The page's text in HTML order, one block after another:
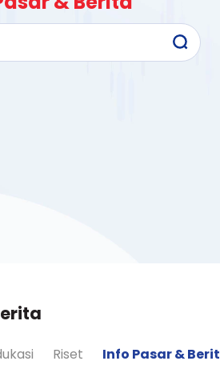
Riset Info Pasar &